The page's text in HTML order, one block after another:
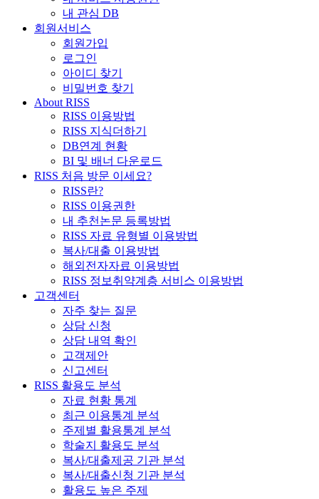
내 관심 DB
회원서비스
회원가입
로그인
아이디 찾기
비밀번호 찾기
About RISS
RISS 이용방법
RISS 지식더하기
DB연계 현황
BI 및 배너 다운로드
RISS 처음 방문 이세요?
RISS란?
RISS 이용권한
내 추천논문 등록방법
RISS 자료 유형별 이용방법
복사/대출 이용방법
해외전자자료 이용방법
RISS 정보취약계층 서비스 이용방법
고객센터
자주 찾는 질문
상담 신청
상담 내역 확인
고객제안
신고센터
RISS 활용도 분석
자료 현황 통계
최근 이용통계 분석
주제별 활용통계 분석
학술지 활용도 분석
복사/대출제공 기관 분석
복사/대출신청 기관 분석
활용도 높은 주제